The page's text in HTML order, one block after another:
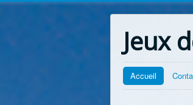
Jeux
Accueil